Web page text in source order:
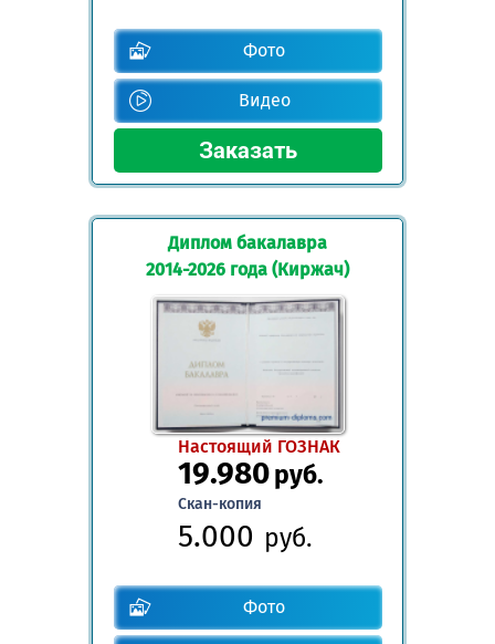
Фото
Видео
Диплом бакалавра
2014-2026 года (Киржач)
Настоящий ГОЗНАК
19.980руб.
Скан-копия
5.000 руб.
Фото